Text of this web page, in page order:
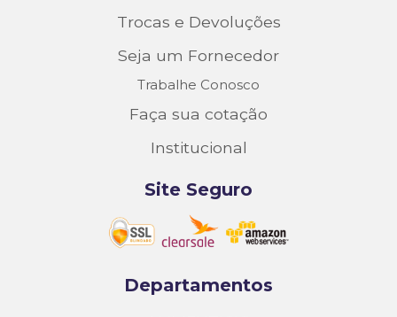
Trocas e Devoluções
Seja um Fornecedor
Trabalhe Conosco
Faça sua cotação
Institucional
Site Seguro
Departamentos